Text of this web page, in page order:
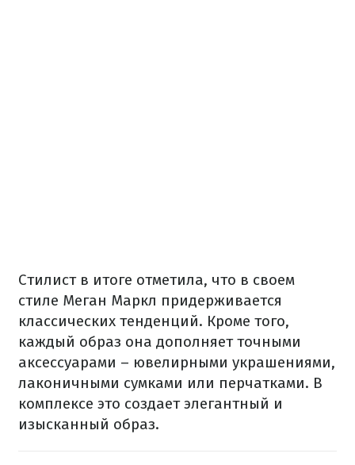
Стилист в итоге отметила, что в своем
стиле Меган Маркл придерживается
классических тенденций. Кроме того,
каждый образ она дополняет точными
аксессуарами – ювелирными украшениями,
лаконичными сумками или перчатками. В
комплексе это создает элегантный и
изысканный образ.